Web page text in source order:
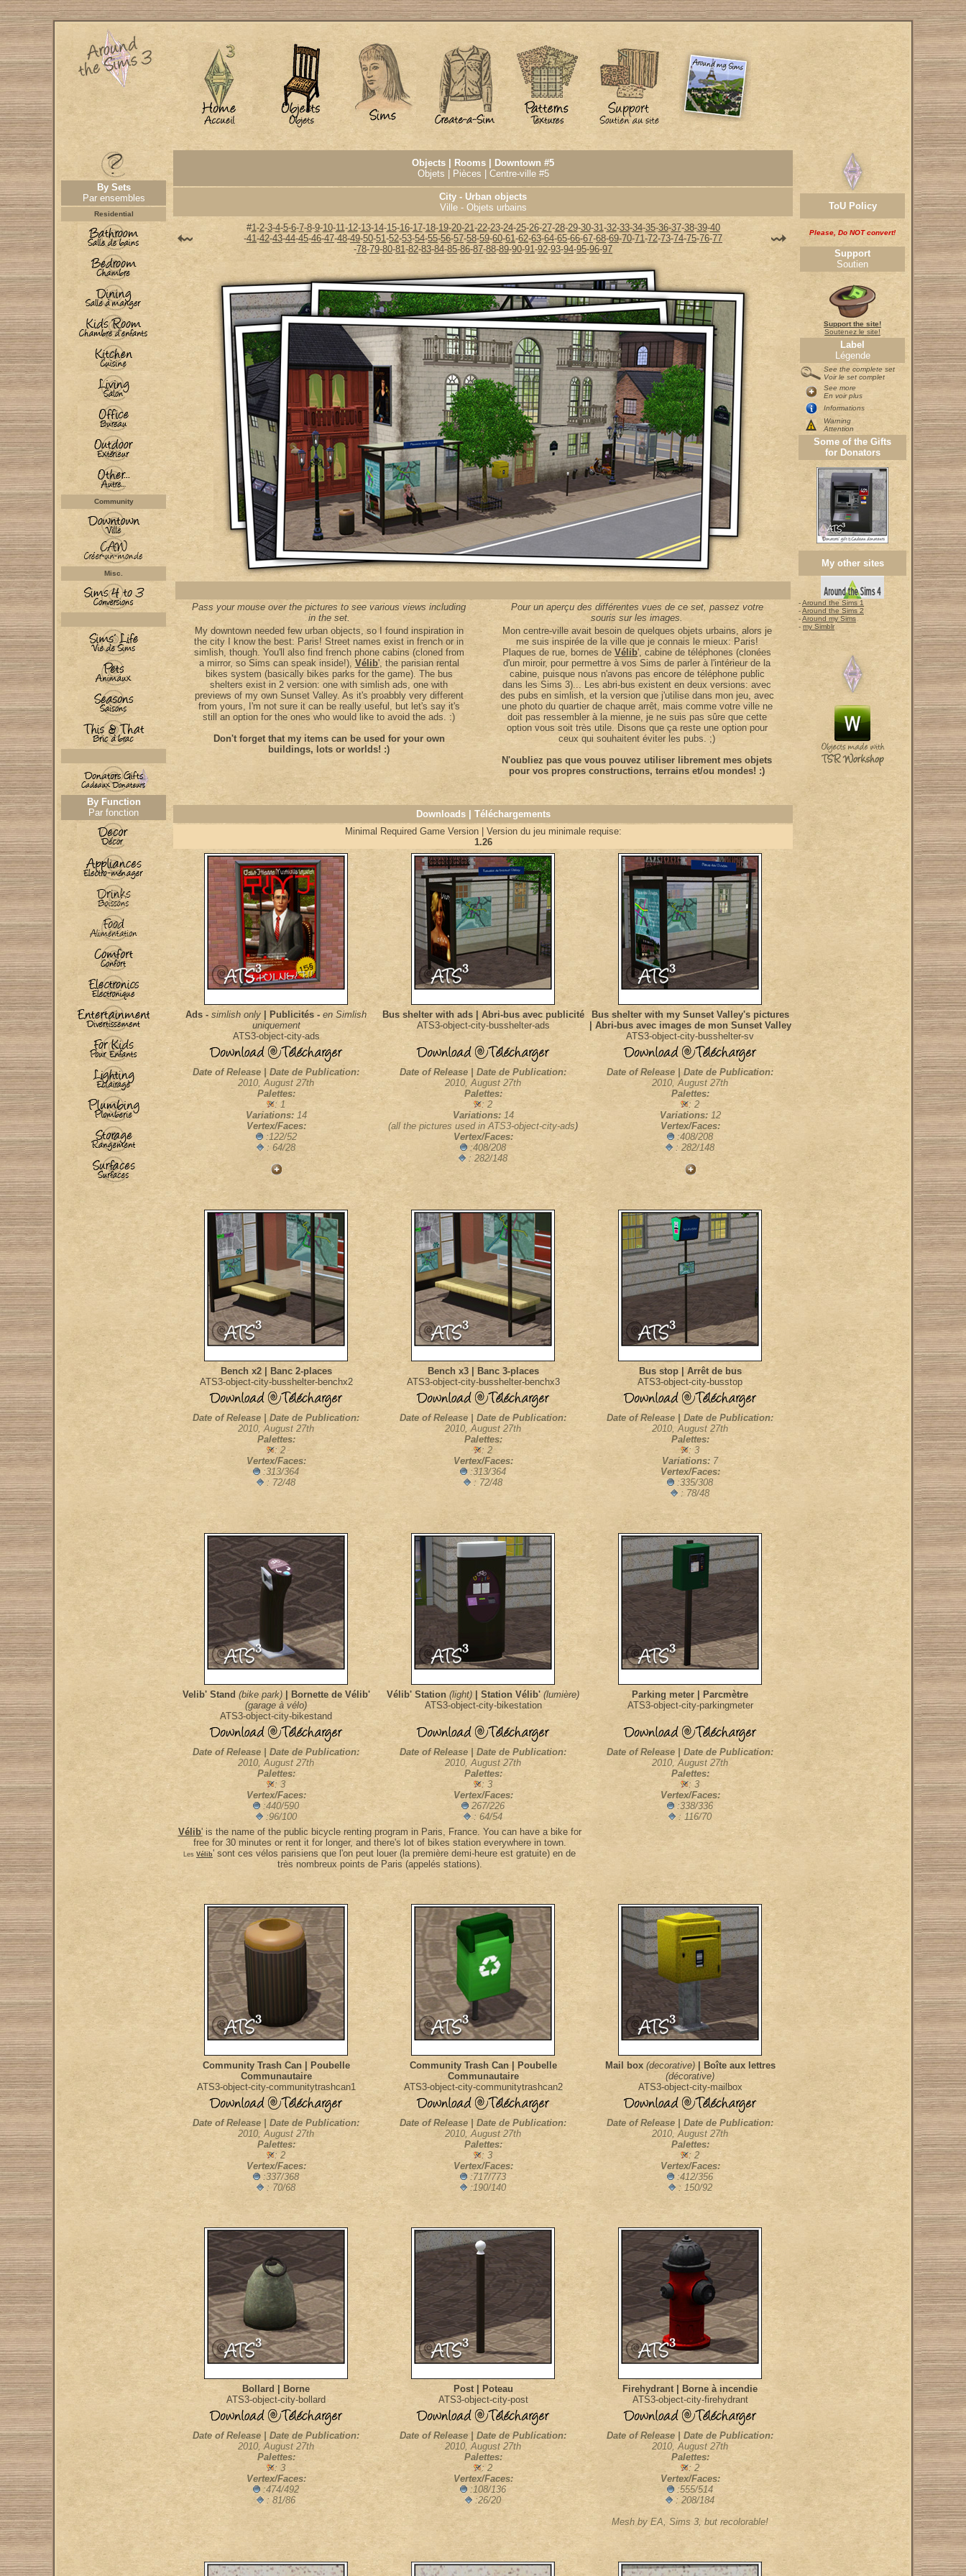
By Sets
Par ensembles
Residential
Community
Misc.
By Function
Par fonction
Objects | Rooms | Downtown #5
Objets | Pièces | Centre-ville #5
City - Urban objects
Ville - Objets urbains
#1-2-3-4-5-6-7-8-9-10-11-12-13-14-15-16-17-18-19-20-21-22-23-24-25-26-27-28-29-30-31-32-33-34-35-36-37-38-39-40
-41-42-43-44-45-46-47-48-49-50-51-52-53-54-55-56-57-58-59-60-61-62-63-64-65-66-67-68-69-70-71-72-73-74-75-76-77
-78-79-80-81-82-83-84-85-86-87-88-89-90-91-92-93-94-95-96-97
Pass your mouse over the pictures to see various views including
in the set.
Pour un aperçu des différentes vues de ce set, passez votre
souris sur les images.
My downtown needed few urban objects, so I found inspiration in
the city I know the best: Paris! Street names exist in french or in
simlish, though. You'll also find french phone cabins (cloned from
a mirror, so Sims can speak inside!), Vélib', the parisian rental
bikes system (basically bikes parks for the game). The bus
shelters exist in 2 version: one with simlish ads, one with
previews of my own Sunset Valley. As it's proabbly very different
from yours, I'm not sure it can be really useful, but let's say it's
still an option for the ones who would like to avoid the ads. :)
Don't forget that my items can be used for your own
buildings, lots or worlds! :)
Mon centre-ville avait besoin de quelques objets urbains, alors je
me suis inspirée de la ville que je connais le mieux: Paris!
Plaques de rue, bornes de Vélib', cabine de téléphones (clonées
d'un miroir, pour permettre à vos Sims de parler à l'intérieur de la
cabine, puisque nous n'avons pas encore de téléphone public
dans les Sims 3)... Les abri-bus existent en deux versions: avec
des pubs en simlish, et la version que j'utilise dans mon jeu, avec
une photo du quartier de chaque arrêt, mais comme votre ville ne
doit pas ressembler à la mienne, je ne suis pas sûre que cette
option vous soit très utile. Disons que ça reste une option pour
ceux qui souhaitent éviter les pubs. ;)
N'oubliez pas que vous pouvez utiliser librement mes objets
pour vos propres constructions, terrains et/ou mondes! :)
Downloads | Téléchargements
Minimal Required Game Version | Version du jeu minimale requise:
1.26
Ads - simlish only | Publicités - en Simlish
uniquement
ATS3-object-city-ads
Bus shelter with ads | Abri-bus avec publicité
ATS3-object-city-busshelter-ads
Bus shelter with my Sunset Valley's pictures
| Abri-bus avec images de mon Sunset Valley
ATS3-object-city-busshelter-sv
Date of Release | Date de Publication:
2010, August 27th
Palettes:
: 1
Variations: 14
Vertex/Faces:
:122/52
: 64/28
Date of Release | Date de Publication:
2010, August 27th
Palettes:
: 2
Variations: 14
(all the pictures used in ATS3-object-city-ads)
Vertex/Faces:
:408/208
: 282/148
Date of Release | Date de Publication:
2010, August 27th
Palettes:
: 2
Variations: 12
Vertex/Faces:
:408/208
: 282/148
Bench x2 | Banc 2-places
ATS3-object-city-busshelter-benchx2
Bench x3 | Banc 3-places
ATS3-object-city-busshelter-benchx3
Bus stop | Arrêt de bus
ATS3-object-city-busstop
Date of Release | Date de Publication:
2010, August 27th
Palettes:
: 2
Vertex/Faces:
:313/364
: 72/48
Date of Release | Date de Publication:
2010, August 27th
Palettes:
: 2
Vertex/Faces:
:313/364
: 72/48
Date of Release | Date de Publication:
2010, August 27th
Palettes:
: 3
Variations: 7
Vertex/Faces:
:335/308
: 78/48
Velib' Stand (bike park)| Bornette de Vélib'
(garage à vélo)
ATS3-object-city-bikestand
Vélib' Station (light) | Station Vélib' (lumière)
ATS3-object-city-bikestation
Parking meter | Parcmètre
ATS3-object-city-parkingmeter
Date of Release | Date de Publication:
2010, August 27th
Palettes:
: 3
Vertex/Faces:
:440/590
:96/100
Date of Release | Date de Publication:
2010, August 27th
Palettes:
: 3
Vertex/Faces:
267/226
: 64/54
Date of Release | Date de Publication:
2010, August 27th
Palettes:
: 3
Vertex/Faces:
:338/336
: 116/70
Vélib'is the name of the public bicycle renting program in Paris, France. You can have a bike for
free for 30 minutes or rent it for longer, and there's lot of bikes station everywhere in town.
Les Vélib' sont ces vélos parisiens que l'on peut louer (la première demi-heure est gratuite) en de
très nombreux points de Paris (appelés stations).
Community Trash Can | Poubelle
Communautaire
ATS3-object-city-communitytrashcan1
Community Trash Can | Poubelle
Communautaire
ATS3-object-city-communitytrashcan2
Mail box(decorative)| Boîte aux lettres
(décorative)
ATS3-object-city-mailbox
Date of Release | Date de Publication:
2010, August 27th
Palettes:
: 2
Vertex/Faces:
:337/368
: 70/68
Date of Release | Date de Publication:
2010, August 27th
Palettes:
: 3
Vertex/Faces:
:717/773
:190/140
Date of Release | Date de Publication:
2010, August 27th
Palettes:
: 2
Vertex/Faces:
:412/356
: 150/92
Bollard | Borne
ATS3-object-city-bollard
Post | Poteau
ATS3-object-city-post
Firehydrant | Borne à incendie
ATS3-object-city-firehydrant
Date of Release | Date de Publication:
2010, August 27th
Palettes:
: 3
Vertex/Faces:
:474/492
: 81/86
Date of Release | Date de Publication:
2010, August 27th
Palettes:
: 2
Vertex/Faces:
:108/136
:26/20
Date of Release | Date de Publication:
2010, August 27th
Palettes:
: 2
Vertex/Faces:
:555/514
: 208/184
Mesh by EA, Sims 3, but recolorable!
ToU Policy
Please, Do NOT convert!
Support
Soutien
Support the site!
Soutenez le site!
Label
Légende
See the complete set
Voir le set complet
See more
En voir plus
Informations
Warning
Attention
Some of the Gifts
for Donators
My other sites
-Around the Sims 1
-Around the Sims 2
-Around my Sims
- my Simblr